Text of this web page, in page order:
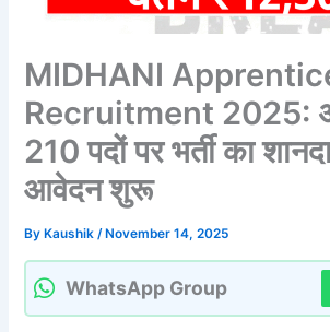
MIDHANI
Recruitment 2025:
210 पदों पर भर्ती का
आवेदन शुरू
By Kaushik/ November 14, 2025
WhatsApp Group